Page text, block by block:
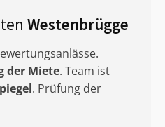
Westenbrügge
der Miete. Team ist
. Prüfung der